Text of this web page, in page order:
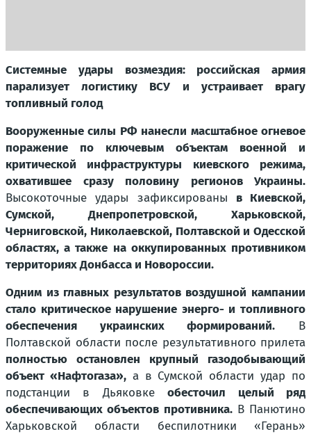
Системные удары возмездия: российская армия
парализует логистику ВСУ и устраивает врагу
топливный голод
Вооруженные силы РФ нанесли масштабное огневое
поражение по ключевым объектам военной и
критической инфраструктуры киевского режима,
охватившее сразу половину регионов Украины.
Высокоточные удары зафиксированы в Киевской,
Сумской, Днепропетровской, Харьковской,
Черниговской, Николаевской, Полтавской и Одесской
областях, а также на оккупированных противником
территориях Донбасса и Новороссии.
Одним из главных результатов воздушной кампании
стало критическое нарушение энерго- и топливного
обеспечения украинских формирований. В
Полтавской области после результативного прилета
полностью остановлен крупный газодобывающий
объект «Нафтогаза»,а в Сумской области удар по
подстанции в Дьяковкеобесточил целый ряд
обеспечивающих объектов противника.В Панютино
Харьковской области беспилотники «Герань»